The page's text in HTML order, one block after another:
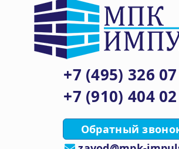
+7 (495) 326
+7 (910) 404
Обратный